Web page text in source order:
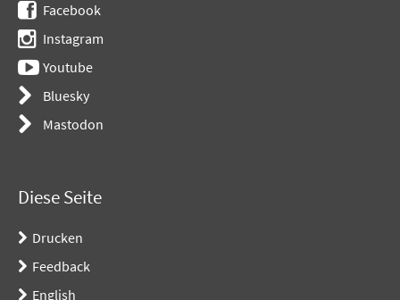
Facebook
Instagram
Youtube
Bluesky
Mastodon
Diese Seite
Drucken
Feedback
English